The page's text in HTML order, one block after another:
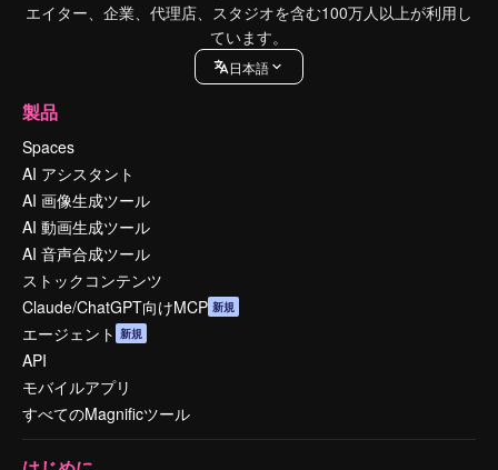
エイター、企業、代理店、スタジオを含む100万人以上が利用し
ています。
日本語
製品
Spaces
AI アシスタント
AI 画像生成ツール
AI 動画生成ツール
AI 音声合成ツール
ストックコンテンツ
Claude/ChatGPT向けMCP 新規
エージェント 新規
API
モバイルアプリ
すべてのMagnificツール